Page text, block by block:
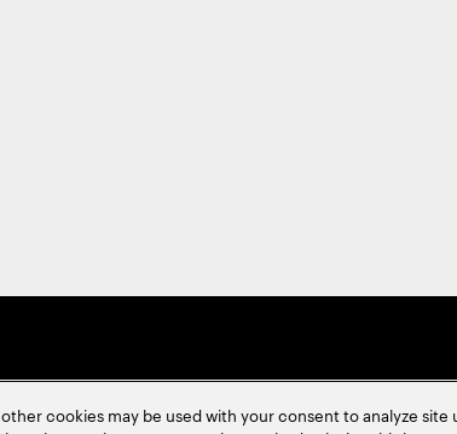
cookies may be used with your consent to analyze site